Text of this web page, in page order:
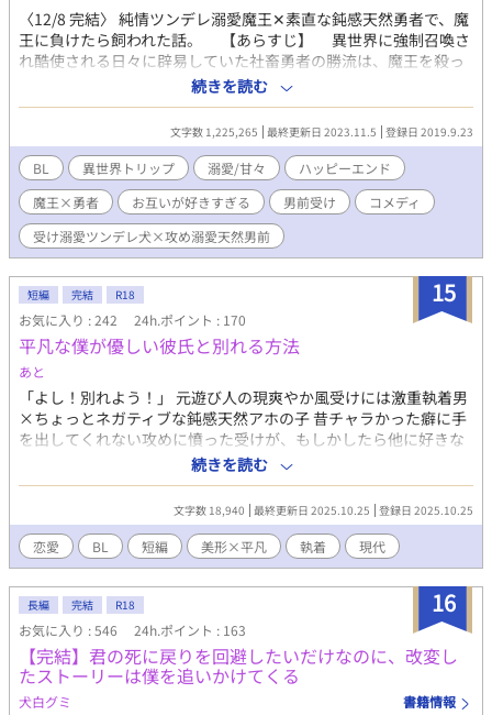
〈12/8 完結〉 純情ツンデレ溺愛魔王✕素直な鈍感天然勇者で、魔
王に負けたら飼われた話。 【あらすじ】 異世界に強制召喚さ
れ酷使される日々に辟易していた社畜勇者の勝流は、魔王を殺っ
てこいと城を追い出され、単身、魔王城へ乗り込んだ……が、あ
っさり敗北。 死を覚悟した勝流が目を覚ますと、鉄の檻に閉じ
込められ、やたら豪奢なベッドに檻ごとのせられていた。 「なに
も怪我人檻に入れるこたねぇだろ！？ うっかり最終形態になっ
ちまった俺が悪いんだ……ッ！」 「いけません魔王様！ 勇者と
いうのは魔物をサーチアンドデストロイするデンジャラスバーサ
ーカーなんです！ 噛みつかれたらどうするのですか！」 「か、
噛むのか！？」 ※ただいまレイアウト修正中！ 途中からレイア
ウトが変わっていて読みにくいかもしれません。申し訳ねぇ。
続きを読む
文字数 1,225,265 最終更新日 2023.11.5 登録日 2019.9.23
BL 異世界トリップ 溺愛/甘々
ハッピーエンド
魔王×勇者
お互いが好きすぎる 男前受け
コメディ
受け溺愛ツンデレ犬×攻め溺愛天然男前
15
短編 完結 R18
お気に入り : 242 24h.ポイント : 170
平凡な僕が優しい彼氏と別れる方法
あと
「よし！別れよう！」 元遊び人の現爽やか風受けには激重執着男
×ちょっとネガティブな鈍感天然アホの子 昔チャラかった癖に手
を出してくれない攻めに憤った受けが、もしかしたら他に好きな
人がいる！？と思い込み、別れようとする……?みたいな話です。
攻めの女性関係匂わせや攻めフェラがあり、苦手な人はブラウザ
バックで。 ……これはメンヘラなのではないか？という説
もあります。 pixivでも投稿しています。 攻め:九條隼人 受け:田辺
光希 友人:石川優希 ひよったら消します。 誤字脱字はサイレント
修正します。 また、内容もサイレント修正する時もあります。 定
期的にタグ整理します。ご了承ください。 批判・中傷コメントは
お控えください。 見つけ次第削除いたします。
続きを読む
文字数 18,940 最終更新日 2025.10.25 登録日 2025.10.25
恋愛 BL 短編 美形×平凡 執着 現代
16
長編 完結 R18
お気に入り : 546 24h.ポイント : 163
【完結】君の死に戻りを回避したいだけなのに、改変し
たストーリーは僕を追いかけてくる
犬白グミ 書籍情報